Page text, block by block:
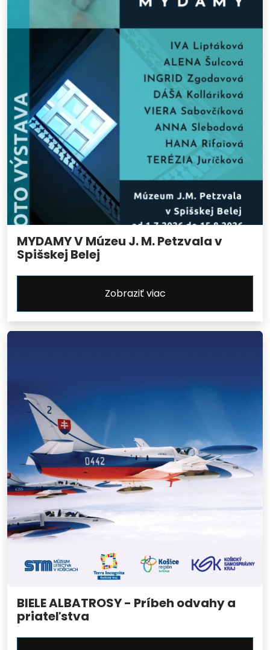
MYDAMY V Múzeu J. M. Petzvala v
Spišskej Belej
Zobraziť viac
BIELE ALBATROSY - Príbeh odvahy a
priateľstva